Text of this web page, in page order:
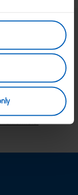
Klarna
.